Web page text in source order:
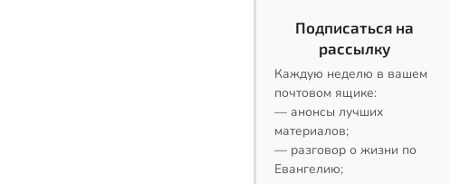
Подписаться на
рассылку
Каждую неделю в вашем
почтовом ящике:
— анонсы лучших
материалов;
— разговор о жизни по
Евангелию;